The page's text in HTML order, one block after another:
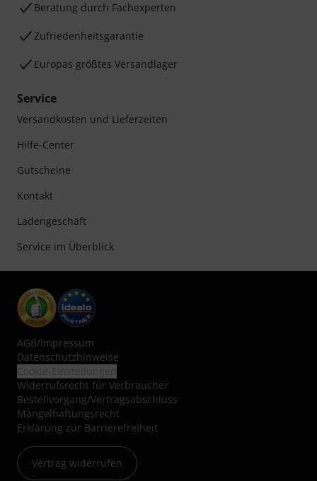
Beratung durch Fachexperten
Zufriedenheitsgarantie
Europas größtes Versandlager
Service
Versandkosten und Lieferzeiten
Hilfe-Center
Gutscheine
Kontakt
Ladengeschäft
Service im Überblick
AGB/Impressum
Datenschutzhinweise
Widerrufsrecht für Verbraucher
Bestellvorgang/Vertragsabschluss
Mängelhaftungsrecht
Erklärung zur Barrierefreiheit
Vertrag widerrufen